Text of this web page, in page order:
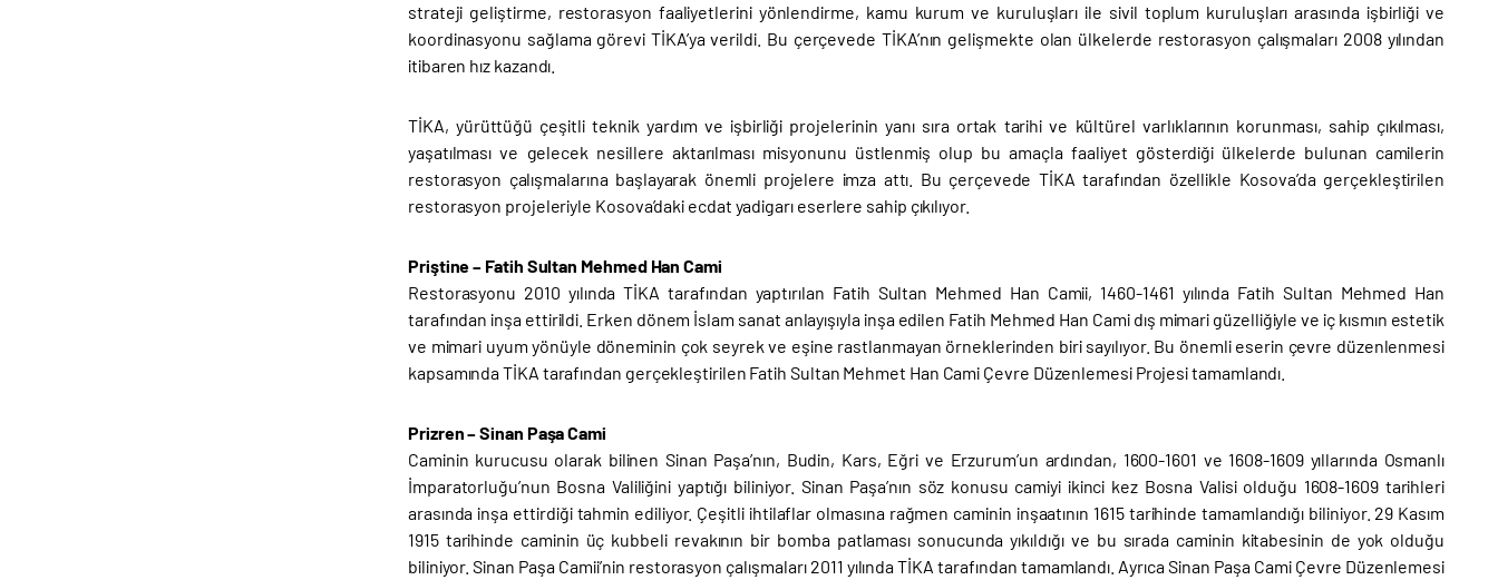
strateji geliştirme, restorasyon faaliyetlerini yönlendirme, kamu kurum ve kuruluşları ile sivil toplum kuruluşları arasında işbirliği ve
koordinasyonu sağlama görevi TİKA’ya verildi. Bu çerçevede TİKA’nın gelişmekte olan ülkelerde restorasyon çalışmaları 2008 yılından
itibaren hız kazandı.
TİKA, yürüttüğü çeşitli teknik yardım ve işbirliği projelerinin yanı sıra ortak tarihi ve kültürel varlıklarının korunması, sahip çıkılması,
yaşatılması ve gelecek nesillere aktarılması misyonunu üstlenmiş olup bu amaçla faaliyet gösterdiği ülkelerde bulunan camilerin
restorasyon çalışmalarına başlayarak önemli projelere imza attı. Bu çerçevede TİKA tarafından özellikle Kosova’da gerçekleştirilen
restorasyon projeleriyle Kosova’daki ecdat yadigarı eserlere sahip çıkılıyor.
Priştine – Fatih Sultan Mehmed Han Cami
Restorasyonu 2010 yılında TİKA tarafından yaptırılan Fatih Sultan Mehmed Han Camii, 1460-1461 yılında Fatih Sultan Mehmed Han
tarafından inşa ettirildi. Erken dönem İslam sanat anlayışıyla inşa edilen Fatih Mehmed Han Cami dış mimari güzelliğiyle ve iç kısmın estetik
ve mimari uyum yönüyle döneminin çok seyrek ve eşine rastlanmayan örneklerinden biri sayılıyor. Bu önemli eserin çevre düzenlenmesi
kapsamında TİKA tarafından gerçekleştirilen Fatih Sultan Mehmet Han Cami Çevre Düzenlemesi Projesi tamamlandı.
Prizren – Sinan Paşa Cami
Caminin kurucusu olarak bilinen Sinan Paşa’nın, Budin, Kars, Eğri ve Erzurum’un ardından, 1600-1601 ve 1608-1609 yıllarında Osmanlı
İmparatorluğu’nun Bosna Valiliğini yaptığı biliniyor. Sinan Paşa’nın söz konusu camiyi ikinci kez Bosna Valisi olduğu 1608-1609 tarihleri
arasında inşa ettirdiği tahmin ediliyor. Çeşitli ihtilaflar olmasına rağmen caminin inşaatının 1615 tarihinde tamamlandığı biliniyor. 29 Kasım
1915 tarihinde caminin üç kubbeli revakının bir bomba patlaması sonucunda yıkıldığı ve bu sırada caminin kitabesinin de yok olduğu
biliniyor. Sinan Paşa Camii’nin restorasyon çalışmaları 2011 yılında TİKA tarafından tamamlandı. Ayrıca Sinan Paşa Cami Çevre Düzenlemesi